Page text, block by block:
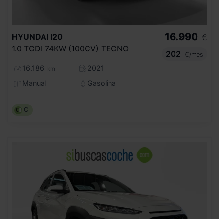
HYUNDAI I20
1.0 TGDI 74KW (100CV) TECNO
16.186 km
2021
Manual
Gasolina
16.990 €
202
€/mes
C